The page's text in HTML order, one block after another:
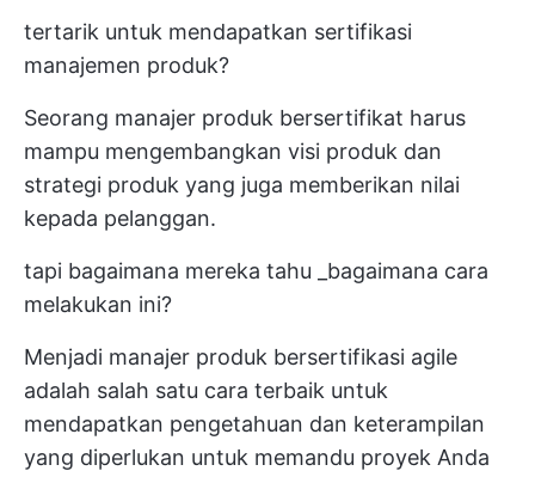
tertarik untuk mendapatkan sertifikasi
manajemen produk?
Seorang manajer produk bersertifikat harus
mampu mengembangkan visi produk dan
strategi produk yang juga memberikan nilai
kepada pelanggan.
tapi bagaimana mereka tahu _bagaimana cara
melakukan ini?
Menjadi manajer produk bersertifikasi agile
adalah salah satu cara terbaik untuk
mendapatkan pengetahuan dan keterampilan
yang diperlukan untuk memandu proyek Anda